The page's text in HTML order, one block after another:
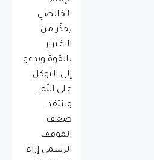
الخالصي
يحذّر من
الاغترار
بالقوة ويدعو
إلى التوكل
على الله..
وينتقد
ضعف
الموقف
الرسمي إزاء